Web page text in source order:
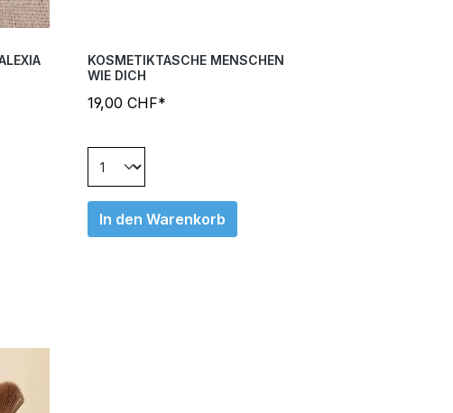
KOSMETIKTASCHE MENSCHEN
WIE DICH
19,00 CHF*
In den Warenkorb